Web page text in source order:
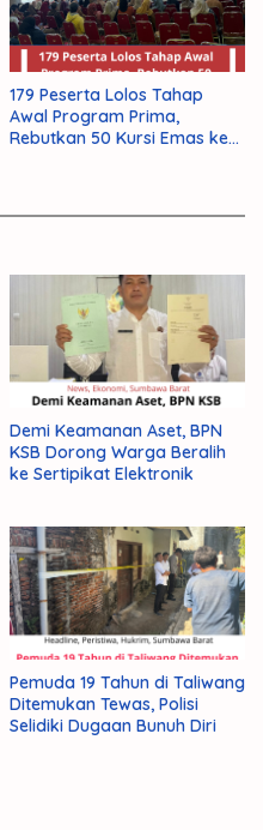
179 Peserta Lolos Tahap
Awal Program Prima,
Rebutkan 50 Kursi Emas ke
Demi Keamanan Aset, BPN
KSB Dorong Warga Beralih
ke Sertipikat Elektronik
Pemuda 19 Tahun di Taliwang
Ditemukan Tewas, Polisi
Selidiki Dugaan Bunuh Diri